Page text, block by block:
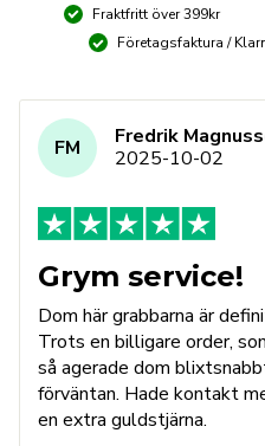
Fraktfritt över 399kr
Företagsfaktura /
FM
Fredrik
2025-10-02
Grym service!
Dom här grabbarna är
Trots en billigare order,
så agerade dom
förväntan. Hade kontakt
en extra guldstjärna.